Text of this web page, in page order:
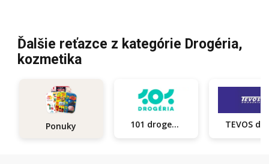
Ďalšie reťazce z kategórie Drogéria,
kozmetika
Ponuky 101 drogerie